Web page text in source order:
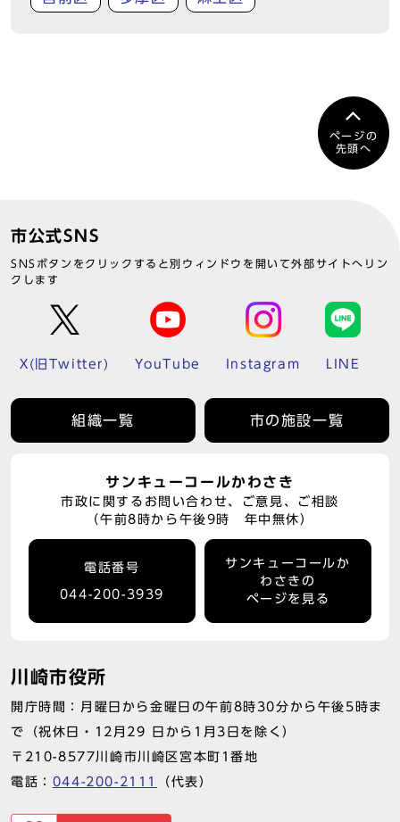
ページの
先頭へ
市公式SNS
SNSボタンをクリックすると別ウィンドウを開いて外部サイトへリン
クします
X(旧Twitter) YouTube Instagram LINE
組織一覧 市の施設一覧
サンキューコールかわさき
市政に関するお問い合わせ、ご意見、ご相談
（午前8時から午後9時 年中無休）
電話番号
044-200-3939
サンキューコールか
わさきの
ページを見る
川崎市役所
開庁時間：月曜日から金曜日の午前8時30分から午後5時ま
で（祝休日・12月29 日から1月3日を除く）
〒210-8577川崎市川崎区宮本町1番地
電話： 044-200-2111 （代表）